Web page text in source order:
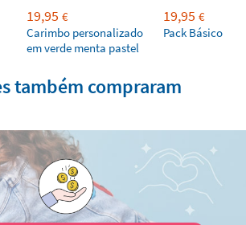
19,95 €
Carimbo personalizado
em verde menta pastel
19,95 €
Pack Básico
também compraram